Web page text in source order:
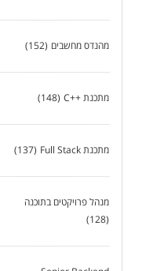
מהנדס מחשבים (152)
מתכנת ++C (148)
מתכנת Full Stack (137)
מנהל פרויקטים בתוכנה
(128)